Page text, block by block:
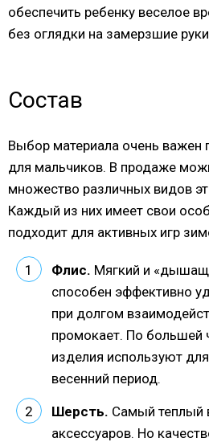
обеспечить ребенку веселое
без оглядки на замерзшие
Состав
Выбор материала очень важен
для мальчиков. В продаже
множество различных видов
Каждый из них имеет свои
подходит для активных игр
Флис. Мягкий и
способен эффективно
при долгом
промокает. По большей
изделия используют
весенний период.
Шерсть. Самый теплый
аксессуаров. Но